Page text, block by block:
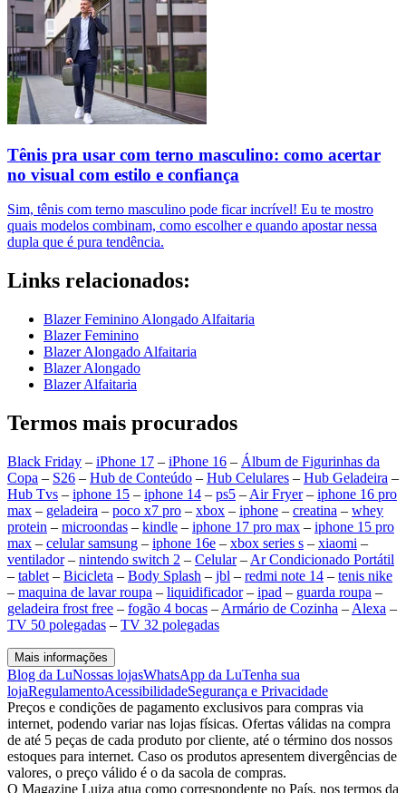
Tênis pra usar com terno masculino: como acertar
no visual com estilo e confiança
Sim, tênis com terno masculino pode ficar incrível! Eu te mostro
quais modelos combinam, como escolher e quando apostar nessa
dupla que é pura tendência.
Links relacionados:
Blazer Feminino Alongado Alfaitaria
Blazer Feminino
Blazer Alongado Alfaitaria
Blazer Alongado
Blazer Alfaitaria
Termos mais procurados
Black Friday – iPhone 17 – iPhone 16 – Álbum de Figurinhas da
Copa – S26 – Hub de Conteúdo – Hub Celulares – Hub Geladeira –
Hub Tvs – iphone 15 – iphone 14 – ps5 – Air Fryer– iphone 16 pro
max – geladeira – poco x7 pro – xbox – iphone – creatina – whey
protein – microondas – kindle – iphone 17 pro max – iphone 15 pro
max – celular samsung – iphone 16e – xbox series s – xiaomi –
ventilador– nintendo switch 2 – Celular– Ar Condicionado Portátil
– tablet – Bicicleta – Body Splash – jbl – redmi note 14 – tenis nike
– maquina de lavar roupa – liquidificador– ipad – guarda roupa –
geladeira frost free – fogão 4 bocas – Armário de Cozinha – Alexa –
TV 50 polegadas – TV 32 polegadas
Mais informações
Blog da LuNossas lojasWhatsApp da LuTenha sua
lojaRegulamentoAcessibilidadeSegurança e Privacidade
Preços e condições de pagamento exclusivos para compras via
internet, podendo variar nas lojas físicas. Ofertas válidas na compra
de até 5 peças de cada produto por cliente, até o término dos nossos
estoques para internet. Caso os produtos apresentem divergências de
valores, o preço válido é o da sacola de compras.
O Magazine Luiza atua como correspondente no País, nos termos da